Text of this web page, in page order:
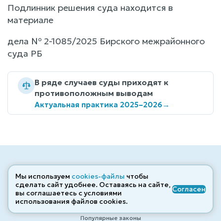
Подлинник решения суда находится в
материале
дела № 2-1085/2025 Бирского межрайонного
суда РБ
В ряде случаев суды приходят к
противоположным выводам
Актуальная практика 2025–2026→
Кодексы
Судебная практика
Популярные законы
Мы используем cookies-файлы чтобы
сделать сайт удобнее. Оставаясь на сайте,
вы соглашаетесь с условиями
использования файлов cооkies.
Согласен